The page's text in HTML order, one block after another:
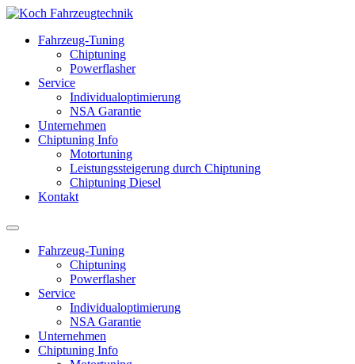
Fahrzeug-Tuning
Chiptuning
Powerflasher
Service
Individualoptimierung
NSA Garantie
Unternehmen
Chiptuning Info
Motortuning
Leistungssteigerung durch Chiptuning
Chiptuning Diesel
Kontakt
Fahrzeug-Tuning
Chiptuning
Powerflasher
Service
Individualoptimierung
NSA Garantie
Unternehmen
Chiptuning Info